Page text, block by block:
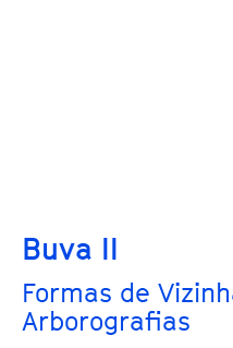
Buva II
Formas de
Arborografias